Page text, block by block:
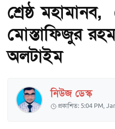
শ্রেষ্ঠ
মোস্তাফিজুর
অলটাইম
নিউজ ডেস্ক
প্রকাশিত: 5:04 PM,